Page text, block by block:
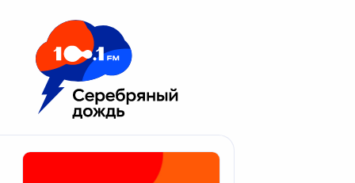
Москва 100.1 FM
Апатиты